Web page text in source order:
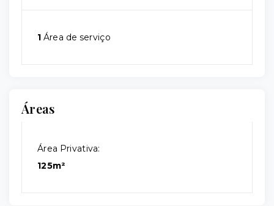
1 Área de serviço
Áreas
Área Privativa:
125m²